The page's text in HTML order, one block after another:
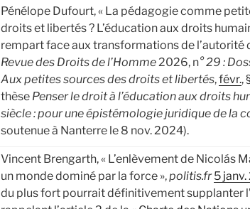
Pénélope Dufourt, « La pédagogie comme
droits et libertés ? L’éducation aux droits
rempart face aux transformations de l’autorité
Revue des Droits de l’Homme2026, n° 29 :
Aux petites sources des droits et libertés,févr.,
thèse Penser le droit à l’éducation aux droits
siècle : pour une épistémologie juridique de la
soutenue à Nanterre le 8 nov. 2024).
Vincent Brengarth, « L’enlèvement de Nicolás
un monde dominé par la force »,politis.fr 5
du plus fort pourrait définitivement supplanter